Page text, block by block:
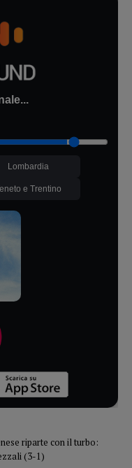
Lombardia
e Trentino
riparte con il turbo:
(3-1)